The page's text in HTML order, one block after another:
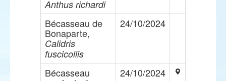
Anthus richardi
Bécasseau de
Bonaparte,
Calidris
fuscicollis
24/10/2024
Bécasseau 24/10/2024